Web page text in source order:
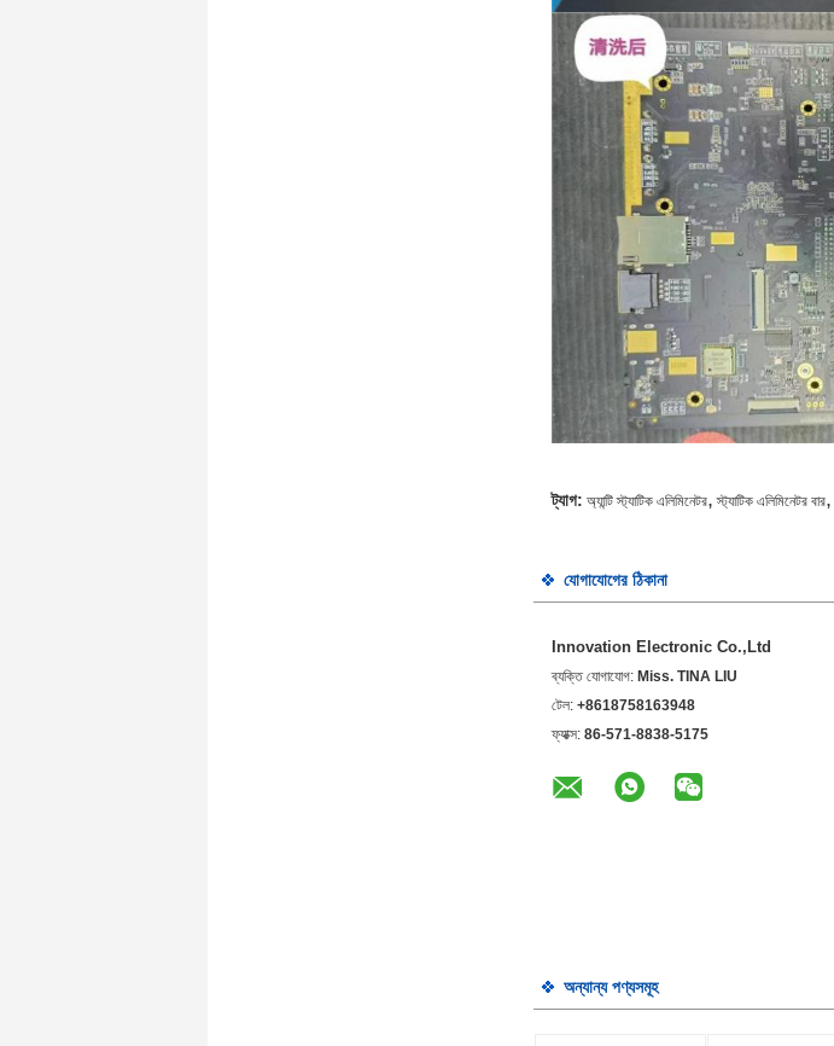
ট্যাগ: অ্যান্টি স্ট্যাটিক এলিমিনেটর, স্ট্যাটিক এলিমিনেটর বার,
যোগাযোগের ঠিকানা
Innovation Electronic Co.,Ltd
ব্যক্তি যোগাযোগ: Miss. TINA LIU
টেল: +8618758163948
ফ্যাক্স: 86-571-8838-5175
অন্যান্য পণ্যসমূহ